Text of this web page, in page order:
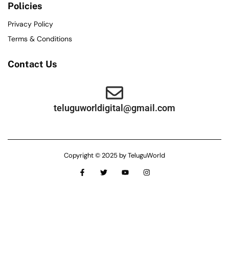
Policies
Privacy Policy
Terms & Conditions
Contact Us
teluguworldigital@gmail.com
Copyright © 2025 by TeluguWorld